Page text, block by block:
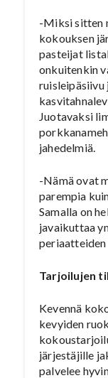
-Miksi sitten
kokouksen
pasteijat
onkuitenkin
ruisleipäsiivu
Juotavaksi
jahedelmiä.
-Nämä ovat
parempia
Samalla on
javaikuttaa
Tarjoilujen
Kevennä
kevyiden
järjestäjille
palvelee